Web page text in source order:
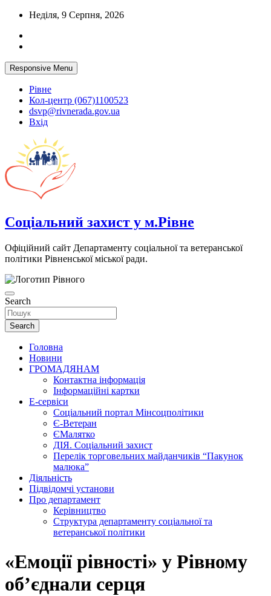
Skip
content
Неділя, 9 Серпня, 2026
Responsive Menu
Рівне
Кол-центр (067)1100523
dsvp@rivnerada.gov.ua
Вхід
Соціальний захист у м.Рівне
Офіційний сайт Департаменту соціальної та ветеранської
політики Рівненської міської ради.
Search
Search
Головна
Новини
ГРОМАДЯНАМ
Контактна інформація
Інформаційні картки
Е-сервіси
Соціальний портал Мінсоцполітики
Є-Ветеран
ЄМалятко
ДІЯ. Соціальний захист
Перелік торговельних майданчиків “Пакунок
малюка”
Діяльність
Підвідомчі установи
Про департамент
Керівництво
Структура департаменту соціальної та
ветеранської політики
«Емоції рівності» у Рівному
об’єднали серця